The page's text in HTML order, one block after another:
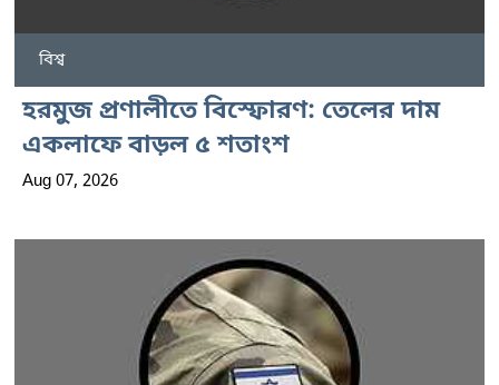
বিশ্ব
হরমুজ প্রণালীতে বিস্ফোরণ: তেলের দাম
একলাফে বাড়ল ৫ শতাংশ
Aug 07, 2026